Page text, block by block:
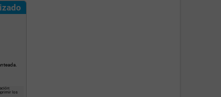
los